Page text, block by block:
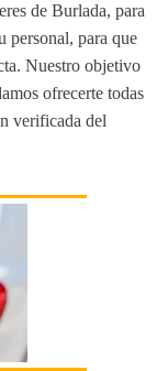
de Burlada, para
personal, para que
Nuestro objetivo
ofrecerte todas
verificada del